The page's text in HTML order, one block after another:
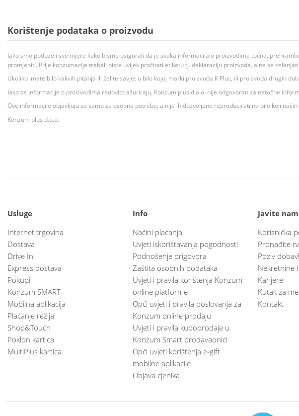
Korištenje podataka o proizvodu
Iako smo poduzeli sve mjere kako bismo osigurali da je svaka informacija o proizvodima točna,
promjeniti. Prije konzumacije trebali biste uvijek pročitati etiketu tj. deklaraciju proizvoda, a ne se
Ukoliko imate bilo kakvih pitanja ili želite savjet o bilo kojoj marki proizvoda K Plus, ili proizvoda drugih
Iako se informacije o proizvodima redovito ažuriraju, Konzum plus d.o.o. nije odgovoran za netočne
Ove informacije objavljuju se samo za osobne potrebe, a nije ih dozvoljeno reproducirati na bilo koji
Konzum plus d.o.o.
Usluge
Internet trgovina
Dostava
Drive In
Express dostava
Pokupi
Konzum SMART
Mobilna aplikacija
Plaćanje režija
Shop&Touch
Poklon kartica
MultiPlus kartica
Info
Načini plaćanja
Uvjeti iskorištavanja pogodnosti
Podnošenje prigovora
Zaštita osobnih podataka
Uvjeti i pravila korištenja Konzum
online platforme
Opći uvjeti i pravila poslovanja za
Konzum online prodaju
Uvjeti i pravila kupoprodaje u
Konzum Smart prodavaonici
Opći uvjeti korištenja e-gift
mobilne aplikacije
Objava cjenika
Javite
Korisnička
Pronađite
Poziv
Nekretnine
Karijere
Kutak za
Kontakt